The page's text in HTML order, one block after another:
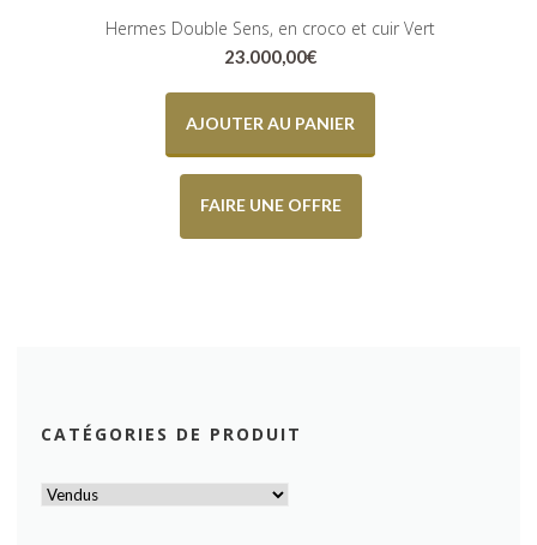
Hermes Double Sens, en croco et cuir Vert
23.000,00€
AJOUTER AU PANIER
FAIRE UNE OFFRE
CATÉGORIES DE PRODUIT